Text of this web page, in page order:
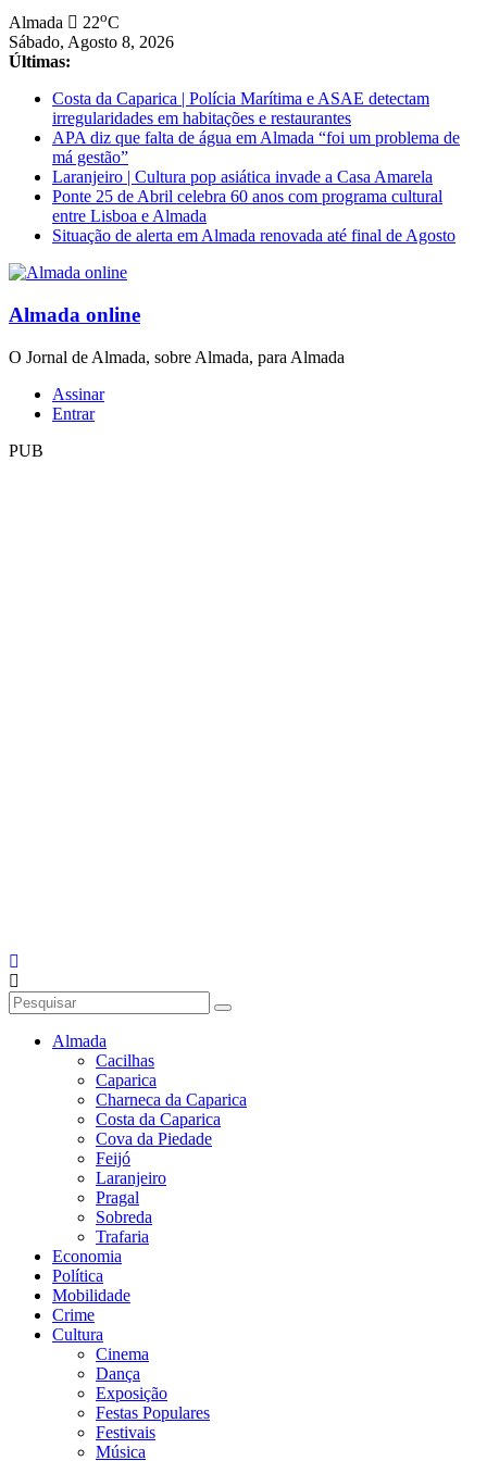
Saltar
para
conteúdo
Almada 22oC
Sábado, Agosto 8, 2026
Últimas:
Costa da Caparica | Polícia Marítima e ASAE detectam
irregularidades em habitações e restaurantes
APA diz que falta de água em Almada “foi um problema de
má gestão”
Laranjeiro | Cultura pop asiática invade a Casa Amarela
Ponte 25 de Abril celebra 60 anos com programa cultural
entre Lisboa e Almada
Situação de alerta em Almada renovada até final de Agosto
Almada online
O Jornal de Almada, sobre Almada, para Almada
Assinar
Entrar
PUB
Almada
Cacilhas
Caparica
Charneca da Caparica
Costa da Caparica
Cova da Piedade
Feijó
Laranjeiro
Pragal
Sobreda
Trafaria
Economia
Política
Mobilidade
Crime
Cultura
Cinema
Dança
Exposição
Festas Populares
Festivais
Música